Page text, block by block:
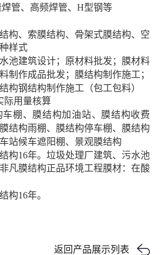
管、高频焊管、H型钢等
构、索膜结构、骨架式膜结构、空
样式
池建筑设计；原材料批发；膜材料
制作成品批发；膜结构制作施工；
构钢结构制作施工（包工包料）
际用量核算
棚、膜结构加油站、膜结构收费
结构雨棚、膜结构停车棚、膜结构
站候车遮阳棚、景观膜结构
构16年。垃圾处理厂建筑、污水池
凡膜结构正品环境工程膜材：在酸
构16年。
返回产品展示列表